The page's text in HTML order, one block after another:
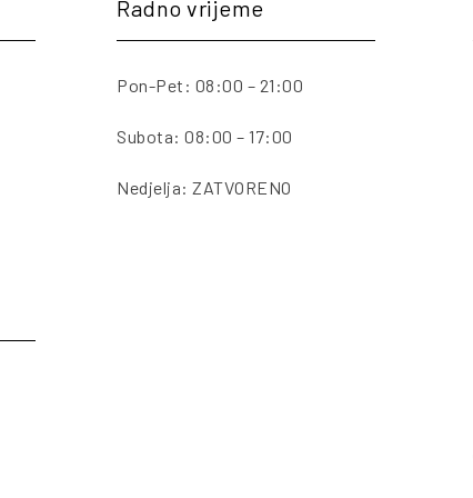
Radno vrijeme
Pon-Pet: 08:00 – 21:00
Subota: 08:00 – 17:00
Nedjelja: ZATVORENO